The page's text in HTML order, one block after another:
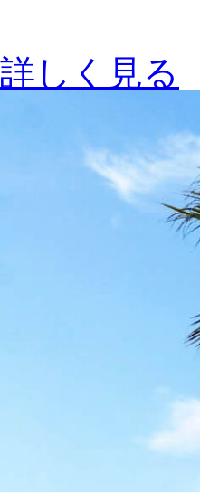
詳しく見る